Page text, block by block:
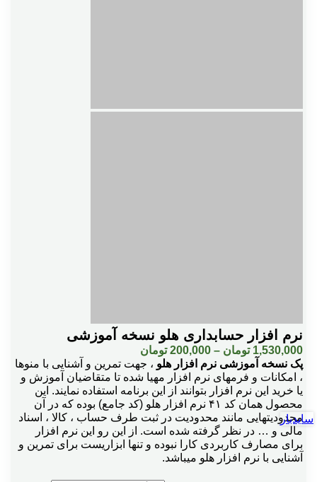
نرم افزار حسابداری هلو نسخه آموزشی
1,530,000 تومان –
200,000 تومان
range:
200,000 تومان
through
1,530,000 تومان
پک نسخه آموزشی نرم افزار هلو ، جهت تمرین و آشنایی با منوها
، امکانات و فرمهای نرم افزار مهیا شده تا متقاضیان آموزش و
یا خرید این نرم افزار بتوانند از این برنامه استفاده نمایند. این
محصول همان کد ۴۱ نرم افزار هلو (کد جامع) بوده که در آن
محدودیتهایی مانند محدودیت در ثبت طرف حساب ، کالا ، اسناد
مالی و … در نظر گرفته شده است. از این رو این نرم افزار
برای مصارف کاربردی کارا نبوده و تنها ابزاریست برای تمرین و
آشنایی با نرم افزار هلو میباشد.
سایدبار